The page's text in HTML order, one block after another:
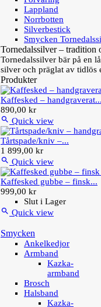
Lappland
Norrbotten
Silverbestick
Smycken
Tornedalssilver – tradition
Tornedalssilver bär på en
silver och präglat av tidlös
Produkter
Kaffesked – handgraverat...
890,00 kr
 Quick view
Tårtspade/kniv –...
1 899,00 kr
 Quick view
Kaffesked gubbe – finsk...
999,00 kr
Slut i Lager
 Quick view
Smycken
Ankelkedjor
Armband
Kazka-
armband
Brosch
Halsband
Kazka-